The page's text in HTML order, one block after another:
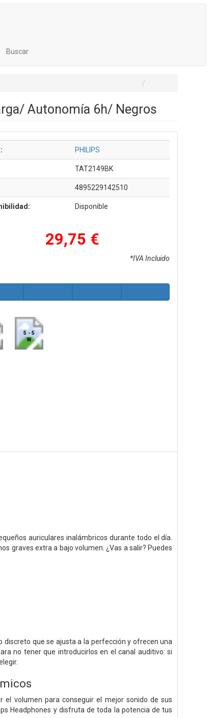
Buscar
Autonomía 6h/ Negros
PHILIPS
TAT2149BK
4895229142510
Disponible
29,75 €
*IVA Incluido
5 - 5
W
auriculares inalámbricos durante todo el día.
graves extra a bajo volumen. ¿Vas a salir? Puedes
que se ajusta a la perfección y ofrecen una
no tener que introducirlos en el canal auditivo: si
el volumen para conseguir el mejor sonido de sus
Headphones y disfruta de toda la potencia de tus